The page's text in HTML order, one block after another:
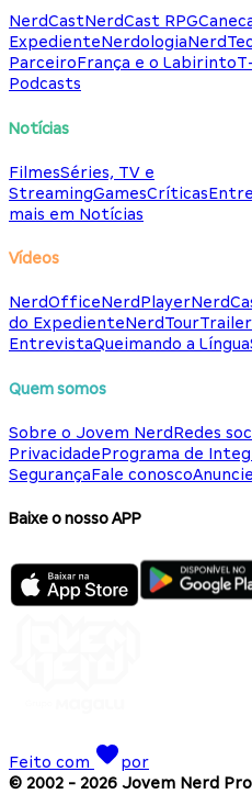
NerdCastNerdCast RPG
ExpedienteNerdologia
ParceiroFrança e o Labirinto
Podcasts
Notícias
FilmesSéries, TV e
StreamingGamesCríticas
mais em Notícias
Vídeos
NerdOfficeNerdPlayer
do ExpedienteNerdTour
EntrevistaQueimando a Língua
Quem somos
Sobre o Jovem NerdRedes
PrivacidadePrograma de
SegurançaFale conoscoAnuncie
Baixe o nosso APP
Feito com
por
© 2002 - 2026 Jovem Nerd